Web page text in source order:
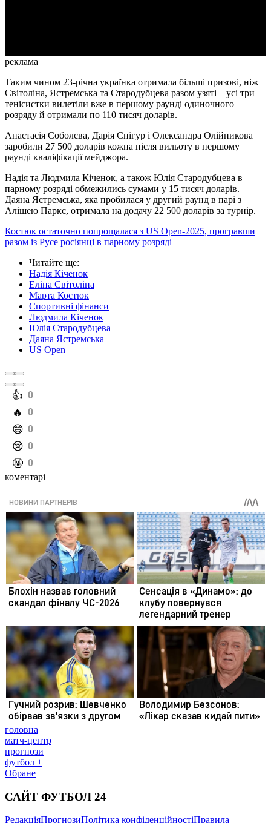
реклама
Таким чином 23-річна українка отримала більші призові, ніж
Світоліна, Ястремська та Стародубцева разом узяті – усі три
тенісистки вилетіли вже в першому раунді одиночного
розряду й отримали по 110 тисяч доларів.
Анастасія Соболєва, Дарія Снігур і Олександра Олійникова
заробили 27 500 доларів кожна після вильоту в першому
раунді кваліфікації мейджора.
Надія та Людмила Кіченок, а також Юлія Стародубцева в
парному розряді обмежились сумами у 15 тисяч доларів.
Даяна Ястремська, яка пробилася у другий раунд в парі з
Алішею Паркс, отримала на додачу 22 500 доларів за турнір.
Костюк остаточно попрощалася з US Open-2025, програвши
разом із Русе росіянці в парному розряді
Читайте ще:
Надія Кіченок
Еліна Світоліна
Марта Костюк
Спортивні фінанси
Людмила Кіченок
Юлія Стародубцева
Даяна Ястремська
US Open
️👍 0
️🔥 0
️😄 0
️😢 0
️🤬 0
коментарі
головна
матч-центр
прогнози
футбол +
Обране
САЙТ ФУТБОЛ 24
РедакціяПрогнозиПолітика конфіденційностіПравила